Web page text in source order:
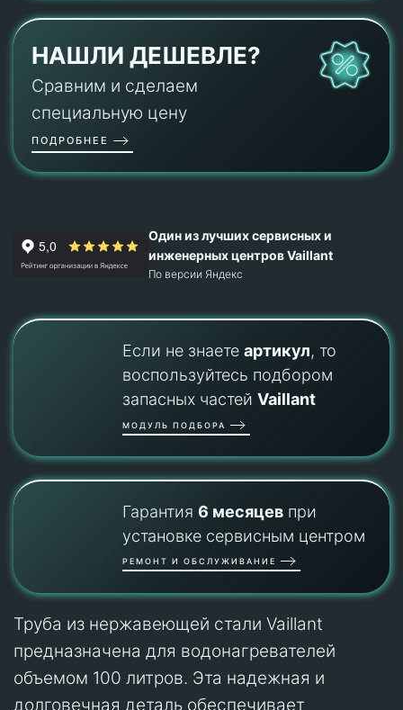
НАШЛИ ДЕШЕВЛЕ?
Сравним и сделаем
специальную цену
ПОДРОБНЕЕ
Один из лучших сервисных и
инженерных центров Vaillant
По версии Яндекс
Если не знаете артикул, то
воспользуйтесь подбором
запасных частей Vaillant
МОДУЛЬ ПОДБОРА
Гарантия 6 месяцевпри
установке сервисным центром
РЕМОНТ И ОБСЛУЖИВАНИЕ
Труба из нержавеющей стали Vaillant
предназначена для водонагревателей
объемом 100 литров. Эта надежная и
долговечная деталь обеспечивает